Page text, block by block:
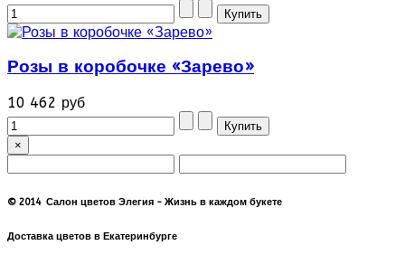
Розы в коробочке «Зарево»
10 462 руб
×
© 2014 Салон цветов Элегия - Жизнь в каждом букете
Доставка цветов в Екатеринбурге